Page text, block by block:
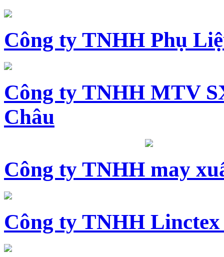
Công ty TNHH Phụ
Công ty TNHH MTV
Châu
Công ty TNHH may
Công ty TNHH Linctex